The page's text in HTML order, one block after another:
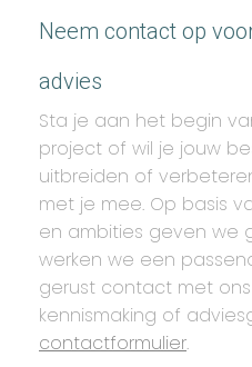
Neem contact op
advies
Sta je aan het begin
project of wil je jouw
uitbreiden of
met je mee. Op basis
en ambities geven we
werken we een
gerust contact met
kennismaking of
contactformulier.